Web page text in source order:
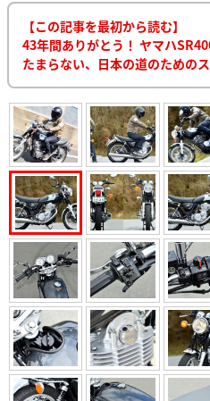
【この記事を最初から読む】
43年間ありがとう！ ヤマハ
たまらない、日本の道のための